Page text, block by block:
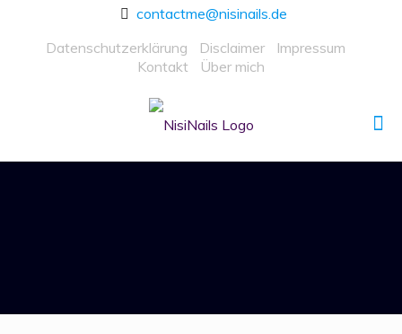
contactme@nisinails.de
Datenschutzerklärung
Disclaimer
Impressum
Kontakt
Über mich